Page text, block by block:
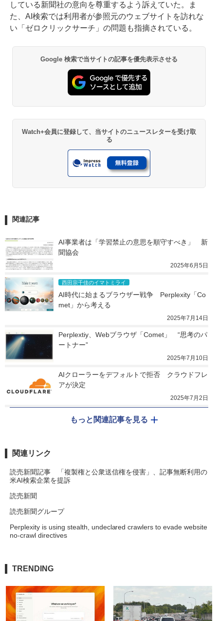
している新聞社の意向を尊重するよう訴えていた。ま
た、AI検索では利用者が参照元のウェブサイトを訪れな
い「ゼロクリックサーチ」の問題も指摘されている。
Google 検索で当サイトの記事を優先表示させる
Watch+会員に登録して、当サイトのニュースレターを受け取
る
関連記事
AI事業者は「学習禁止の意思を順守すべき」　新
聞協会
2025年6月5日
西田宗千佳のイマトミライ
AI時代に始まるブラウザー戦争　Perplexity「Co
met」から考える
2025年7月14日
Perplextiy、Webブラウザ「Comet」　“思考のパ
ートナー”
2025年7月10日
AIクローラーをデフォルトで拒否　クラウドフレ
アが決定
2025年7月2日
もっと関連記事を見る
関連リンク
読売新聞記事 「複製権と公衆送信権を侵害」、記事無断利用の
米AI検索企業を提訴
読売新聞
読売新聞グループ
Perplexity is using stealth, undeclared crawlers to evade website
no-crawl directives
TRENDING